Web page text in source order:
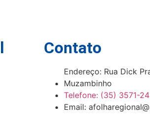
Contato
Endereço: Rua Dick
Muzambinho
Telefone: (35) 3571-
Email: